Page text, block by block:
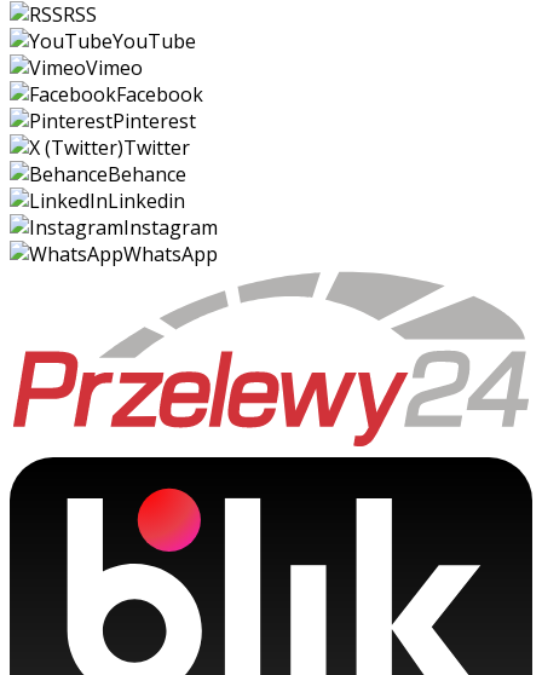
RSS
YouTube
Vimeo
Facebook
Pinterest
Twitter
Behance
Linkedin
Instagram
WhatsApp